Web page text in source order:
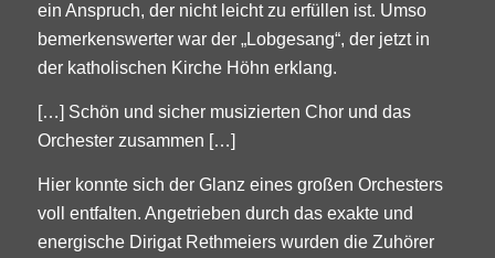
ein Anspruch, der nicht leicht zu erfüllen ist. Umso
bemerkenswerter war der „Lobgesang“, der jetzt in
der katholischen Kirche Höhn erklang.
[…] Schön und sicher musizierten Chor und das
Orchester zusammen […]
Hier konnte sich der Glanz eines großen Orchesters
voll entfalten. Angetrieben durch das exakte und
energische Dirigat Rethmeiers wurden die Zuhörer